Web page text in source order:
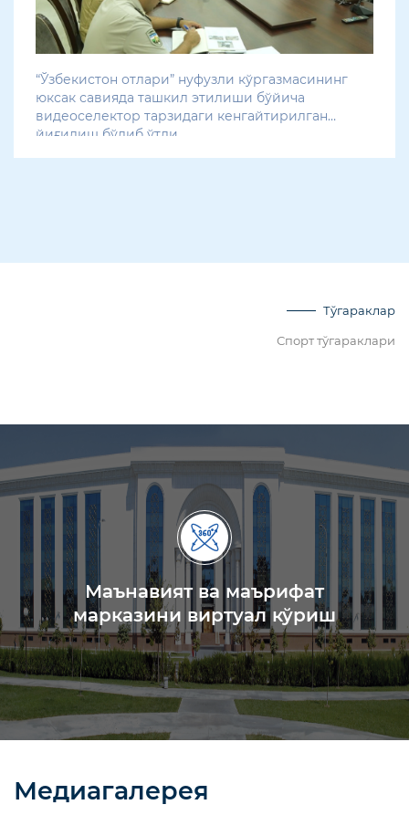
“Ўзбекистон отлари” нуфузли кўргазмасининг
юксак савияда ташкил этилиши бўйича
видеоселектор тарзидаги кенгайтирилган
йиғилиш бўлиб ўтди
Тўгараклар
Спорт тўгараклари
Маънавият ва маърифат
марказини виртуал кўриш
Медиагалерея